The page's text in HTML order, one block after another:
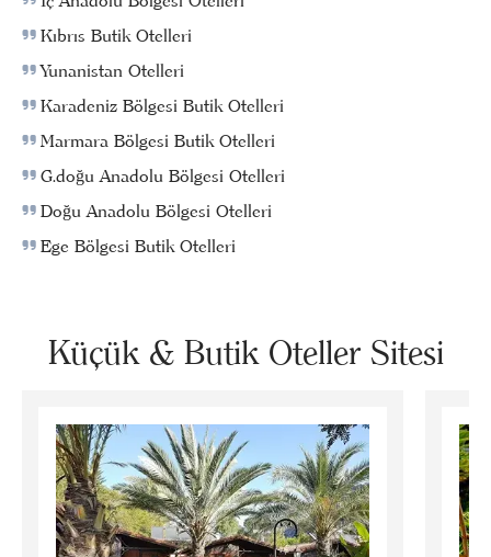
Kıbrıs Butik Otelleri
Yunanistan Otelleri
Karadeniz Bölgesi Butik Otelleri
Marmara Bölgesi Butik Otelleri
G.doğu Anadolu Bölgesi Otelleri
Doğu Anadolu Bölgesi Otelleri
Ege Bölgesi Butik Otelleri
Küçük & Butik Oteller Sitesi